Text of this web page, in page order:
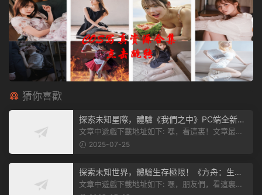
猜你喜歡
探索未知星際，體驗《我們之中》PC端全新版
本
文章中遊戲下載地址如下: 嘿，看這裏！文章最後
有個圖片，點一下就能加入我們遊...
2025-07-25
探索未知世界，體驗生存極限！《方舟：生存
飛升》v38.9中文版全新升級！
文章中遊戲下載地址如下: 嘿，朋友們，看這裏！